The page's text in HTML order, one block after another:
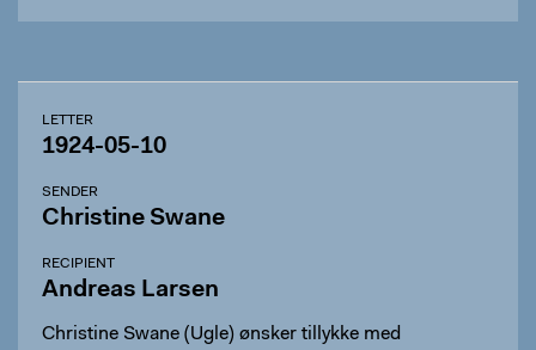
LETTER
1924-05-10
SENDER
Christine Swane
RECIPIENT
Andreas Larsen
Christine Swane (Ugle) ønsker tillykke med